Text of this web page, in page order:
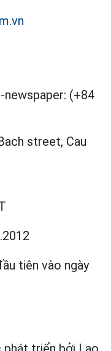
newspaper: (+84
street, Cau
tiên vào ngày